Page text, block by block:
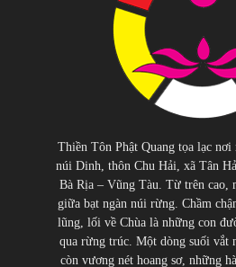
Thiền Tôn Phật Quang tọa lạc
núi Dinh, thôn Chu Hải, xã Tân
Bà Rịa – Vũng Tàu. Từ trên cao,
giữa bạt ngàn núi rừng. Chầm
lũng, lối về Chùa là những con
qua rừng trúc. Một dòng suối vắt
còn vương nét hoang sơ, những